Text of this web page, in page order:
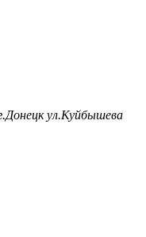
ул.Куйбышева